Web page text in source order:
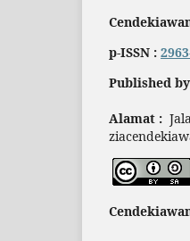
p-ISSN :
Published
Alamat :